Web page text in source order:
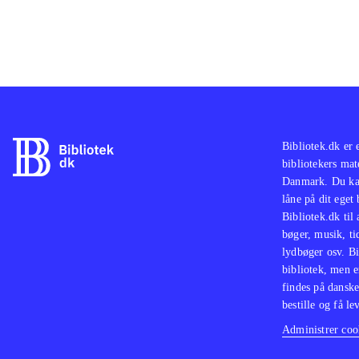
Bibliotek.dk er
bibliotekers
Danmark. Du
låne på dit
Bibliotek.dk til
bøger, musik,
lydbøger osv.
bibliotek, men
findes på
bestille og få
Administrer